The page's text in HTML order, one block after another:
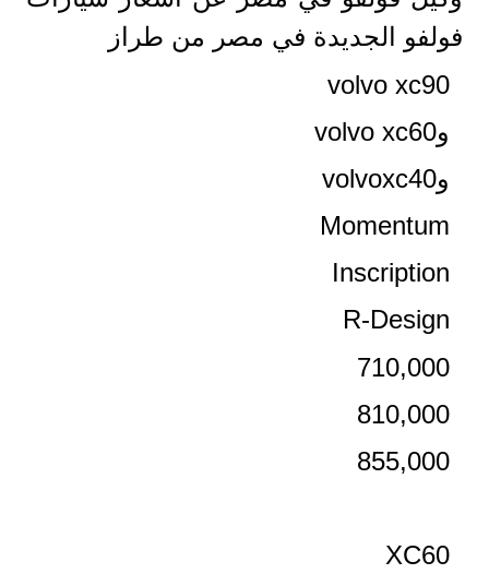
فولفو الجديدة في مصر من طراز
volvo xc90
وvolvo xc60
وvolvoxc40
Momentum
Inscription
R-Design
710,000
810,000
855,000
XC60